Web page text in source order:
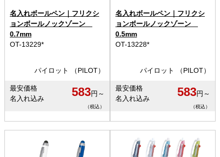
名入れボールペン｜フリクシ
ョンボールノックゾーン
0.7mm
OT-13229*
パイロット （PILOT）
最安価格
名入れ込み
583円～
（税込）
名入れボールペン｜フリクシ
ョンボールノックゾーン
0.5mm
OT-13228*
パイロット （PILOT）
最安価格
名入れ込み
583円～
（税込）